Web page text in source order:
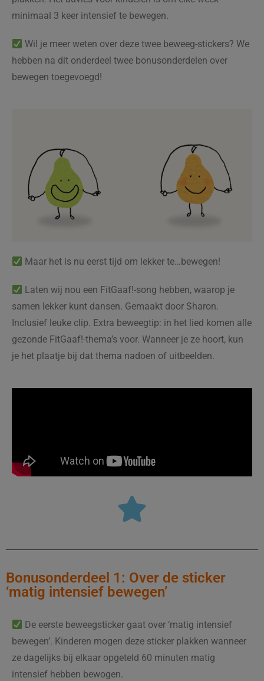
minimaal 3 keer intensief te bewegen.
Wil je meer weten over deze twee beweeg-stickers? We
hebben na dit onderdeel twee bonusonderdelen over
bewegen toegevoegd!
Maar het is nu eerst tijd om lekker te…bewegen!
Laten wij nou een FitGaaf!-song hebben, waarop je
samen lekker kunt dansen. Gemaakt door Sharon.
Inclusief leuke clip. Extra beweegtip: in het lied komen alle
gezonde FitGaaf!-thema’s voor. Wanneer je ze hoort, kun
je het plaatje bij dat thema nadoen of uitbeelden.
Bonusonderdeel 1: Over de sticker
‘matig intensief bewegen’
De eerste beweegsticker gaat over ‘matig intensief
bewegen’. Kinderen mogen deze sticker plakken wanneer
ze dagelijks bij elkaar opgeteld 60 minuten matig
intensief hebben bewogen.